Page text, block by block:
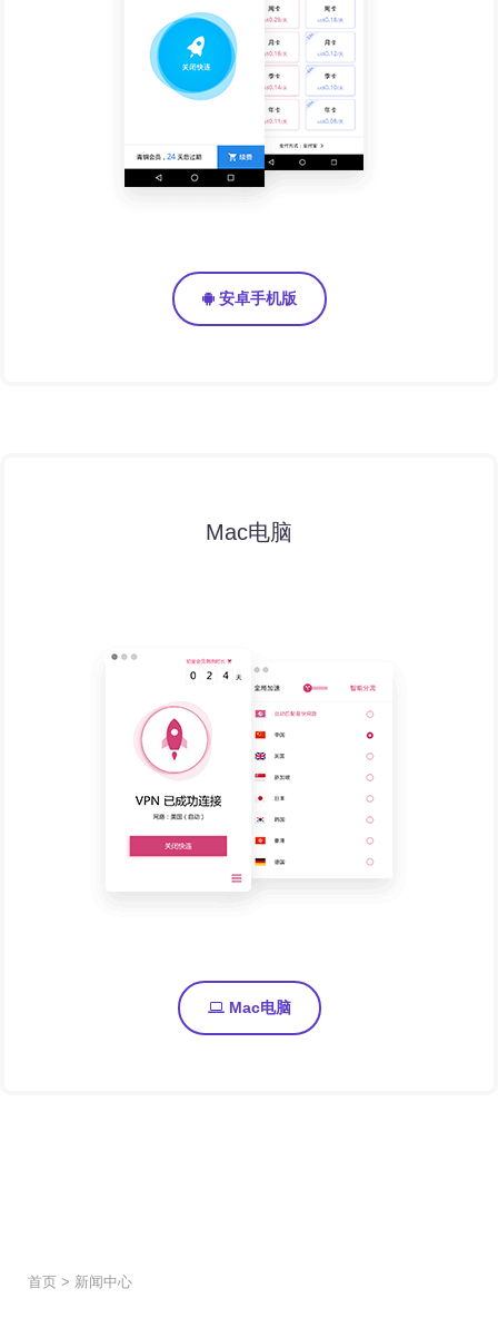
安卓手机版
Mac电脑
Mac电脑
首页 > 新闻中心